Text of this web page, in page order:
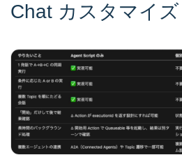
Chat カスタマイ